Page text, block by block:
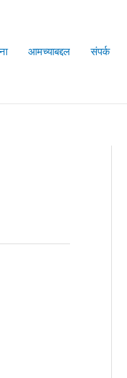
आमच्याबद्दल संपर्क